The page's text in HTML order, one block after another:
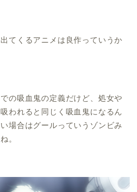
てくるアニメは良作っていうか
の吸血鬼の定義だけど、処女や
われると同じく吸血鬼になるん
場合はグールっていうゾンビみ
。